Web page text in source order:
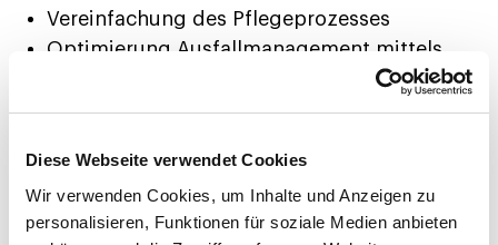
Diese Webseite verwendet Cookies
Wir verwenden Cookies, um Inhalte und Anzeigen zu
personalisieren, Funktionen für soziale Medien anbieten
Vereinfachung des Pflegeprozesses
Optimierung Ausfallmanagement mittels
Abgeltung von Sondereinsätzen
Bedürfnisorientiertere Dienstzeiten und -
pläne
Neuanschaffung Berufskleidung